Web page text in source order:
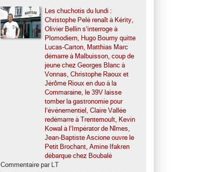
Les chuchotis du lundi :
Christophe Pelé renaît à Kérity,
Olivier Bellin s’interroge à
Plomodiern, Hugo Bourny quitte
Lucas-Carton, Matthias Marc
démarre à Malbuisson, coup de
jeune chez Georges Blanc à
Vonnas, Christophe Raoux et
Jérôme Rioux en duo à la
Commaraine, le 39V laisse
tomber la gastronomie pour
l’événementiel, Claire Vallée
redémarre à Trentemoult, Kevin
Kowal à l’Impérator de Nîmes,
Jean-Baptiste Ascione ouvre le
Petit Brochant, Amine Ifakren
débarque chez Boubalé
Commentaire par LT